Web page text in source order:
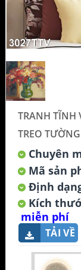
TRANH TĨNH
TREO TƯỜNG
Chuyên
Mã sản
Định
Kích
miễn phí
TẢI VỀ